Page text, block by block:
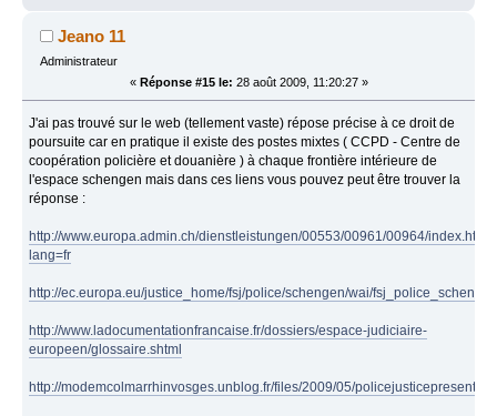
Jeano 11
Administrateur
« Réponse #15 le: 28 août 2009, 11:20:27 »
J'ai pas trouvé sur le web (tellement vaste) répose précise à ce droit de
poursuite car en pratique il existe des postes mixtes ( CCPD - Centre de
coopération policière et douanière ) à chaque frontière intérieure de
l'espace schengen mais dans ces liens vous pouvez peut être trouver la
réponse :
http://www.europa.admin.ch/dienstleistungen/00553/00961/00964/
lang=fr
http://ec.europa.eu/justice_home/fsj/police/schengen/wai/
http://www.ladocumentationfrancaise.fr/dossiers/espace-judiciaire-
europeen/glossaire.shtml
http://modemcolmarrhinvosges.unblog.fr/files/2009/05/